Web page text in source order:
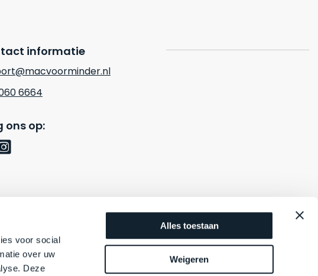
voor social
over uw
Deze
Alles toestaan
Weigeren
informatie
6664
ons op: